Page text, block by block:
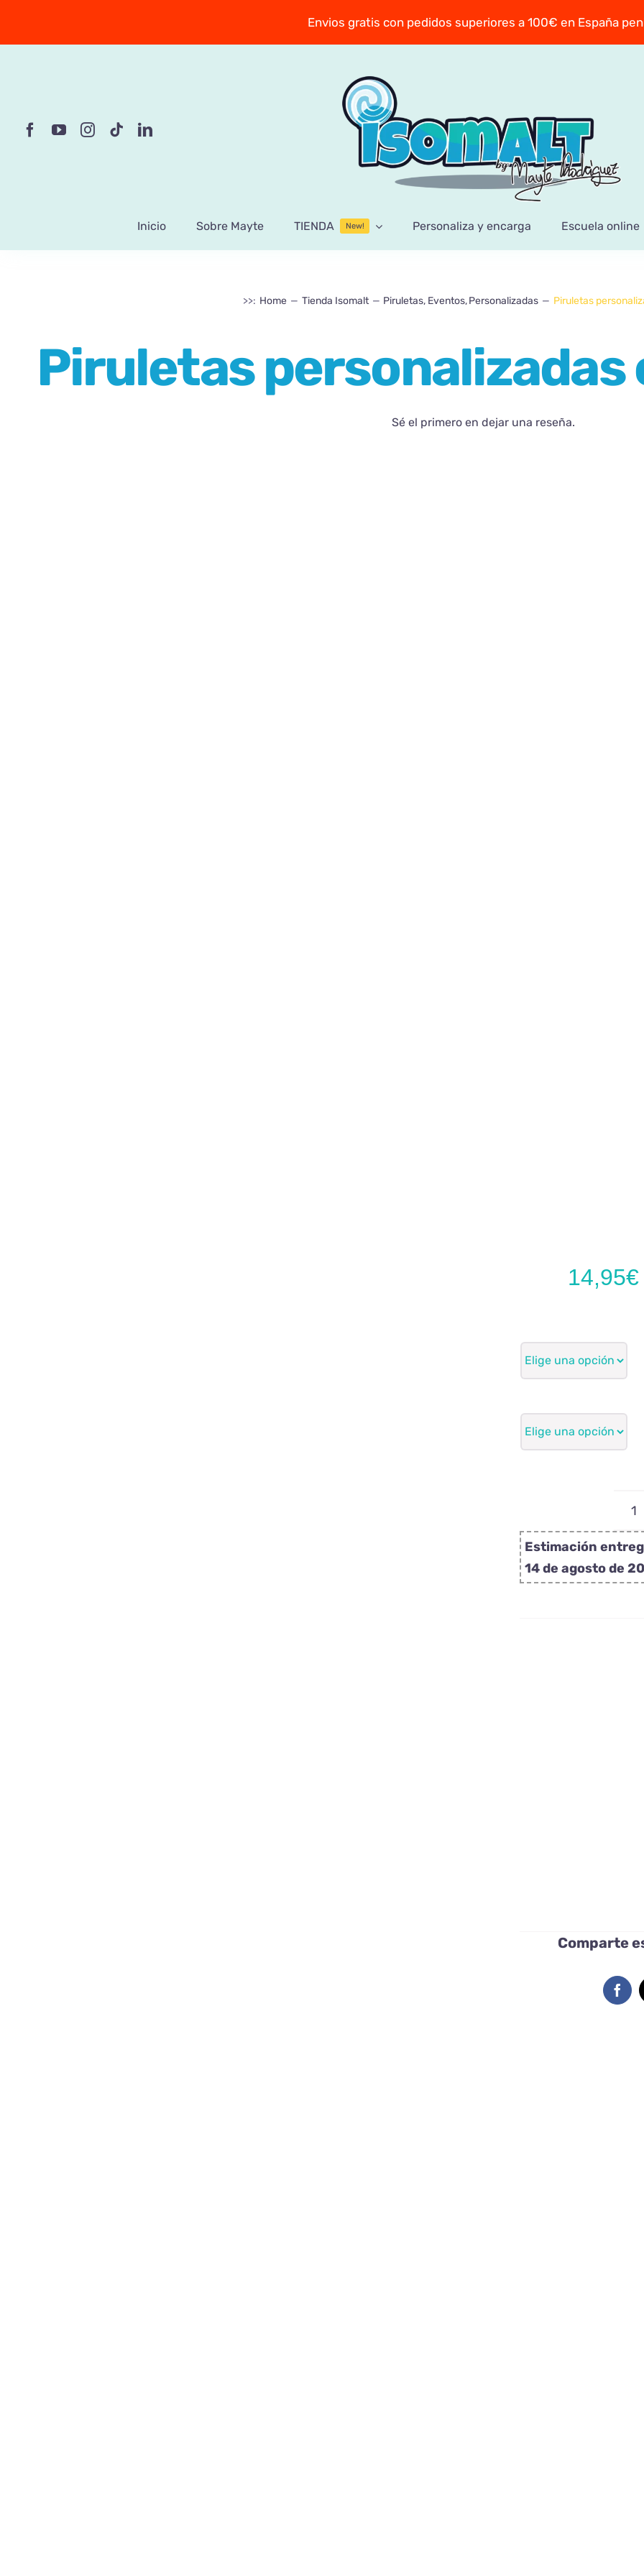
Envios gratis con pedidos superiores a 100€ en España
Inicio Sobre Mayte TIENDA New! Personaliza y encarga Escuela online
>>: Home Tienda Isomalt Piruletas Eventos Personalizadas Piruletas
Piruletas
Sé el primero en dejar una reseña.
14,95€
Estimación
14 de agosto de
Comparte